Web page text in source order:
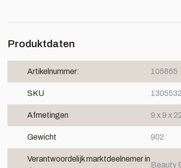
Produktdaten
Artikelnummer: 105865
SKU
Afmetingen 9 x 9 x
Gewicht 902
Verantwoordelijk marktdeelnemer in
Beauty